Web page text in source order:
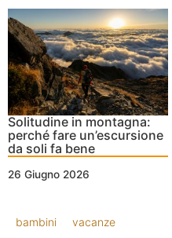
Solitudine in montagna:
perché fare un’escursione
da soli fa bene
26 Giugno 2026
bambini vacanze